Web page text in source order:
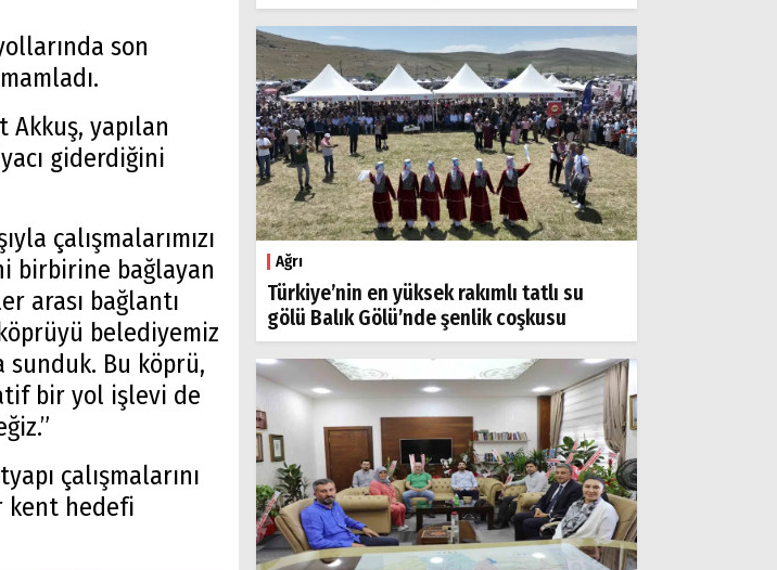
son
Akkuş, yapılan
giderdiğini
çalışmalarımızı
birbirine bağlayan
arası bağlantı
belediyemiz
sunduk. Bu köprü,
bir yol işlevi de
çalışmalarını
kent hedefi
Ağrı
Türkiye’nin en yüksek rakımlı tatlı su
gölü Balık Gölü’nde şenlik coşkusu